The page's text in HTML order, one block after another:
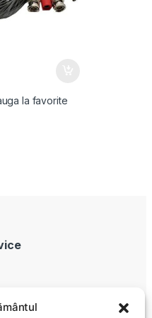
la favorite